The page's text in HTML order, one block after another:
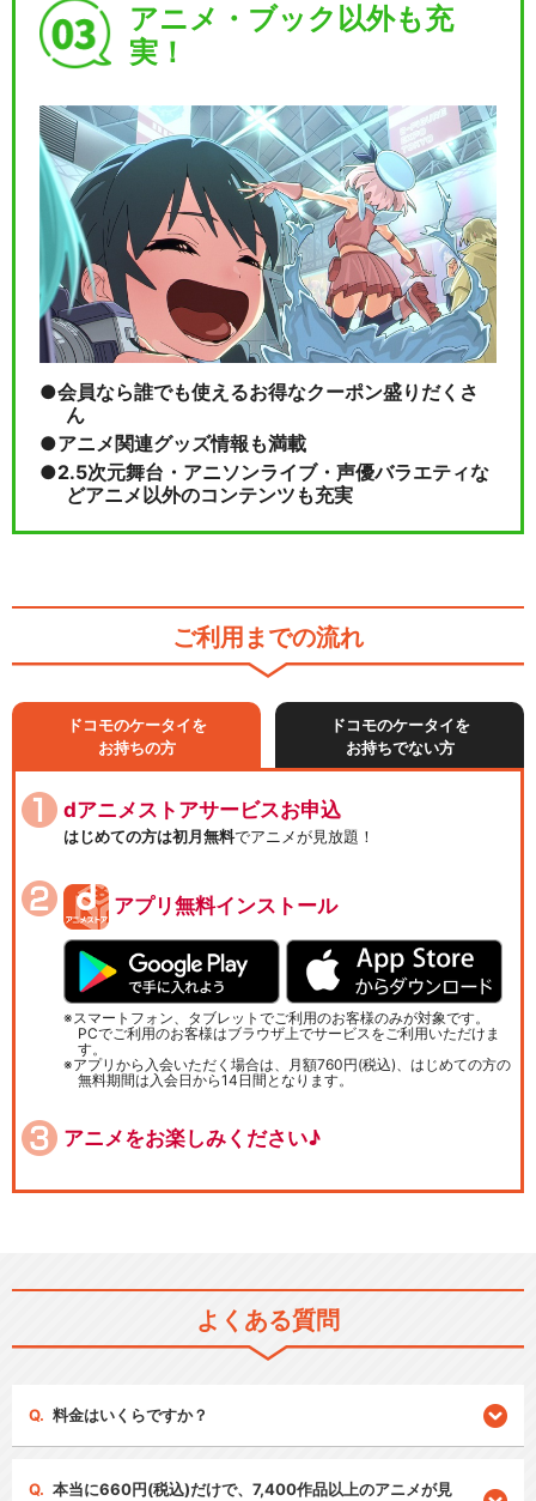
アニメ・ブック以外も充
実！
会員なら誰でも使えるお得なクーポン盛りだくさ
ん
アニメ関連グッズ情報も満載
2.5次元舞台・アニソンライブ・声優バラエティな
どアニメ以外のコンテンツも充実
ご利用までの流れ
ドコモのケータイを
お持ちの方
ドコモのケータイを
お持ちでない方
dアニメストアサービスお申込
はじめての方は初月無料でアニメが見放題！
アプリ無料インストール
スマートフォン、タブレットでご利用のお客様のみが対象です。
PCでご利用のお客様はブラウザ上でサービスをご利用いただけま
す。
アプリから入会いただく場合は、月額760円(税込)、はじめての方の
無料期間は入会日から14日間となります。
アニメをお楽しみください♪
よくある質問
料金はいくらですか？
本当に660円(税込)だけで、7,400作品以上のアニメが見